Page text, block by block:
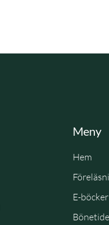
Meny
Hem
E-böcker